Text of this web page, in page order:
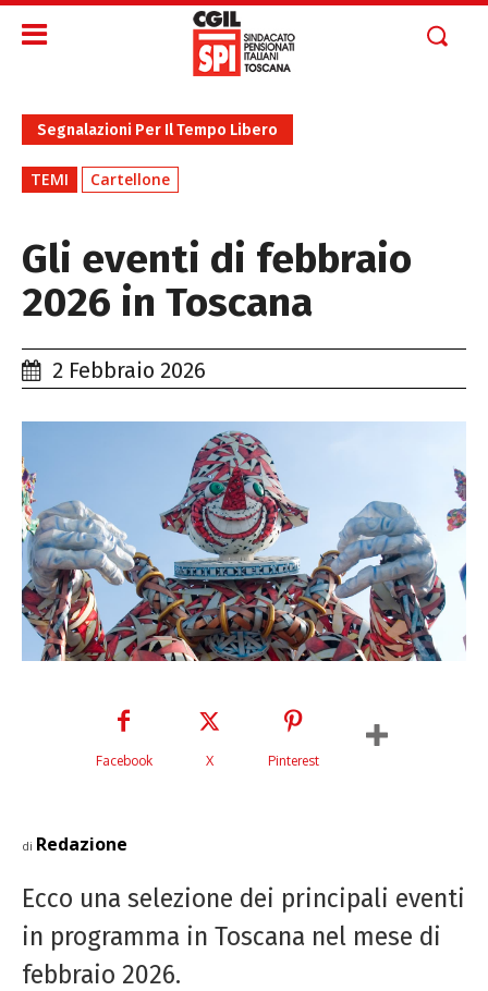
Segnalazioni Per Il Tempo Libero
TEMI Cartellone
Gli eventi di febbraio
2026 in Toscana
2 Febbraio 2026
Facebook X Pinterest
di Redazione
Ecco una selezione dei principali eventi
in programma in Toscana nel mese di
febbraio 2026.